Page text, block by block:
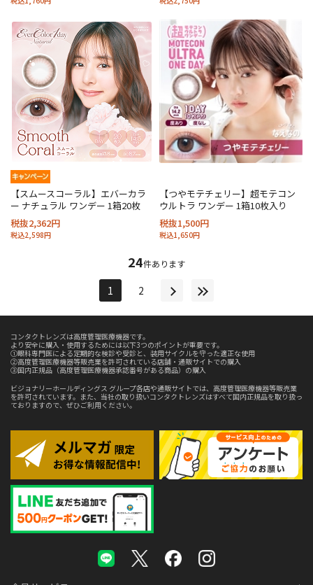
【スムースコーラル】エバーカラ
ー ナチュラル ワンデー 1箱20枚
税抜2,362円
税込2,598円
【つやモテチェリー】超モテコン
ウルトラ ワンデー 1箱10枚入り
税抜1,500円
税込1,650円
24件あります
1 2
コンタクトレンズは高度管理医療機器です。
より安全に購入・使用するためには以下3つのポイントが重要です。
①眼科専門医による定期的な検診や受診と、装用サイクルを守った適正な使用
②高度管理医療機器等販売業を許可されている店舗・通販サイトでの購入
③国内正規品（高度管理医療機器承認番号がある商品）の購入
ビジョナリーホールディングス グループ各店や通販サイトでは、高度管理医療機器等販売業
を許可されています。また、当社の取り扱いコンタクトレンズはすべて国内正規品を取り扱っ
ておりますので、ぜひご利用ください。